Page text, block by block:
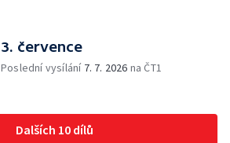
3. července
Poslední vysílání 7. 7. 2026 na ČT1
Dalších 10 dílů